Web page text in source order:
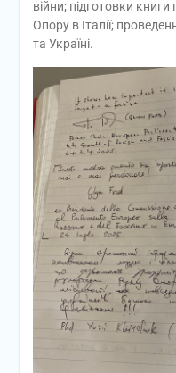
війни; підготовки книги
Опору в Італії;
та Україні.